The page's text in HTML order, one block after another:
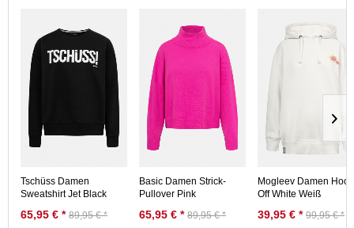
Tschüss Damen
Sweatshirt Jet Black
65,95 € * 89,95 € *
Basic Damen Strick-
Pullover Pink
65,95 € * 89,95 € *
Mogleev Damen
Off White Weiß
39,95 € * 99,95 € *